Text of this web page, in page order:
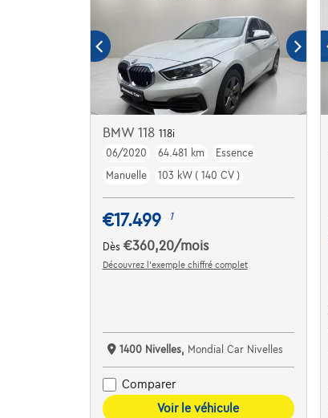
BMW 118 118i
06/2020
64.481 km
Essence
Manuelle
103 kW ( 140 CV )
€17.499 1
Dès €360,20/mois
Découvrez l’exemple chiffré complet
1400 Nivelles, Mondial Car Nivelles
Comparer
Voir le véhicule